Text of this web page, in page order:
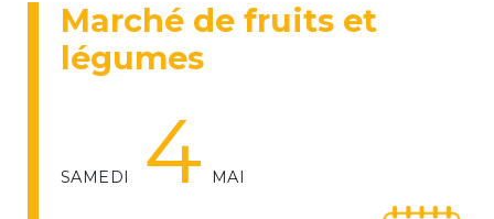
Marché de fruits et
légumes
SAMEDI 4 MAI